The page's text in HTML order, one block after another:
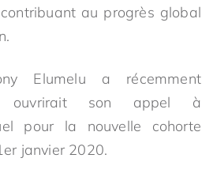
au progrès global
Elumelu a récemment
ouvrirait son appel à
pour la nouvelle cohorte
janvier 2020.